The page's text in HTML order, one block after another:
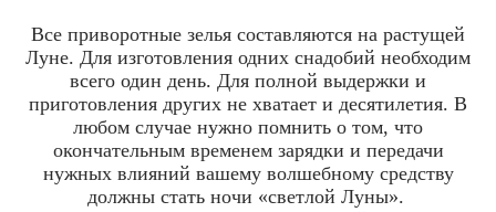
Все приворотные зелья составляются на растущей
Луне. Для изготовления одних снадобий необходим
всего один день. Для полной выдержки и
приготовления других не хватает и десятилетия. В
любом случае нужно помнить о том, что
окончательным временем зарядки и передачи
нужных влияний вашему волшебному средству
должны стать ночи «светлой Луны».